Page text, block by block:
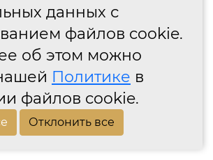
данных с
файлов cookie.
об этом можно
Политике в
файлов cookie.
Отклонить все